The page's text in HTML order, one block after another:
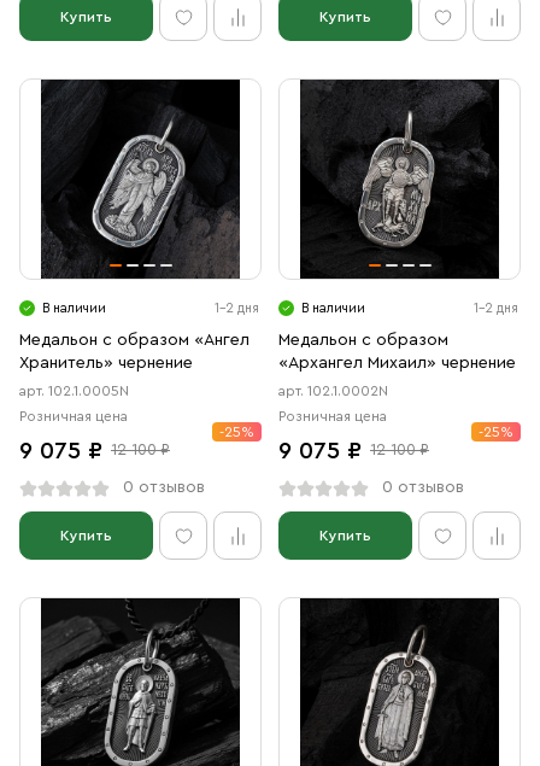
Купить Купить
В наличии 1-2 дня
Медальон с образом «Ангел
Хранитель» чернение
арт. 102.1.0005N
Розничная цена
9 075 ₽ 12 100 ₽
-25%
0 отзывов
Купить
В наличии 1-2 дня
Медальон с образом
«Архангел Михаил» чернение
арт. 102.1.0002N
Розничная цена
9 075 ₽ 12 100 ₽
-25%
0 отзывов
Купить